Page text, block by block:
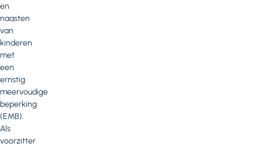
en
naasten
van
kinderen
met
een
ernstig
meervoudige
beperking
(EMB).
Als
voorzitter